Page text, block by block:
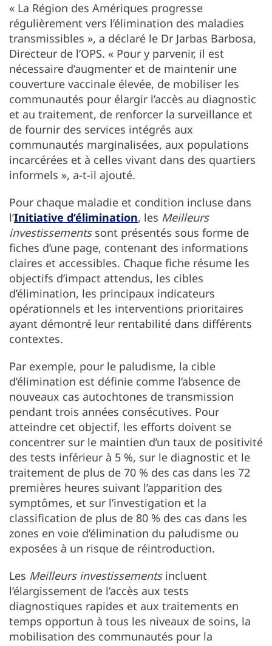
« La Région des Amériques progresse
régulièrement vers l’élimination des maladies
transmissibles », a déclaré le Dr Jarbas Barbosa,
Directeur de l’OPS. « Pour y parvenir, il est
nécessaire d’augmenter et de maintenir une
couverture vaccinale élevée, de mobiliser les
communautés pour élargir l’accès au diagnostic
et au traitement, de renforcer la surveillance et
de fournir des services intégrés aux
communautés marginalisées, aux populations
incarcérées et à celles vivant dans des quartiers
informels », a-t-il ajouté.
Pour chaque maladie et condition incluse dans
l’Initiative d’élimination, les Meilleurs
investissementssont présentés sous forme de
fiches d’une page, contenant des informations
claires et accessibles. Chaque fiche résume les
objectifs d’impact attendus, les cibles
d’élimination, les principaux indicateurs
opérationnels et les interventions prioritaires
ayant démontré leur rentabilité dans différents
contextes.
Par exemple, pour le paludisme, la cible
d’élimination est définie comme l’absence de
nouveaux cas autochtones de transmission
pendant trois années consécutives. Pour
atteindre cet objectif, les efforts doivent se
concentrer sur le maintien d’un taux de positivité
des tests inférieur à 5 %, sur le diagnostic et le
traitement de plus de 70 % des cas dans les 72
premières heures suivant l’apparition des
symptômes, et sur l’investigation et la
classification de plus de 80 % des cas dans les
zones en voie d’élimination du paludisme ou
exposées à un risque de réintroduction.
Les Meilleurs investissementsincluent
l’élargissement de l’accès aux tests
diagnostiques rapides et aux traitements en
temps opportun à tous les niveaux de soins, la
mobilisation des communautés pour la